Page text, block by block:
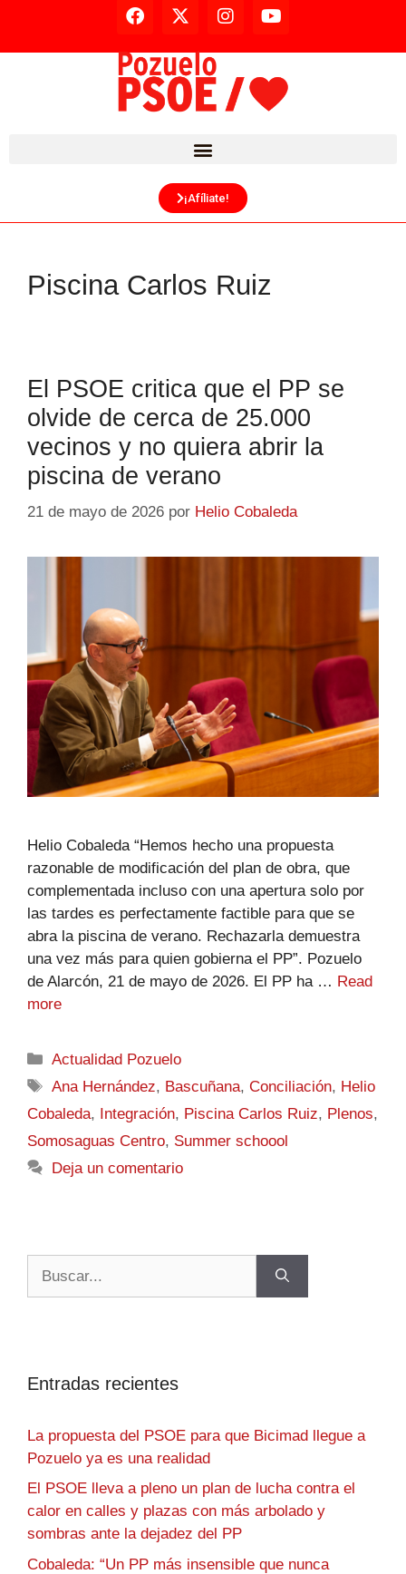
¡Afíliate!
Piscina Carlos Ruiz
El PSOE critica que el PP se
olvide de cerca de 25.000
vecinos y no quiera abrir la
piscina de verano
21 de mayo de 2026 por Helio Cobaleda
Helio Cobaleda “Hemos hecho una propuesta
razonable de modificación del plan de obra, que
complementada incluso con una apertura solo por
las tardes es perfectamente factible para que se
abra la piscina de verano. Rechazarla demuestra
una vez más para quien gobierna el PP”. Pozuelo
de Alarcón, 21 de mayo de 2026. El PP ha … Read
more
Actualidad Pozuelo
Ana Hernández, Bascuñana,Conciliación, Helio
Cobaleda, Integración, Piscina Carlos Ruiz, Plenos,
Somosaguas Centro, Summer schoool
Deja un comentario
Entradas recientes
La propuesta del PSOE para que Bicimad llegue a
Pozuelo ya es una realidad
El PSOE lleva a pleno un plan de lucha contra el
calor en calles y plazas con más arbolado y
sombras ante la dejadez del PP
Cobaleda: “Un PP más insensible que nunca